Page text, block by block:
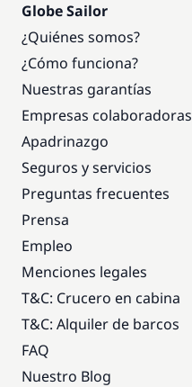
Globe Sailor
¿Quiénes somos?
¿Cómo funciona?
Nuestras garantías
Empresas colaboradoras
Apadrinazgo
Seguros y servicios
Preguntas frecuentes
Prensa
Empleo
Menciones legales
T&C: Crucero en cabina
T&C: Alquiler de barcos
FAQ
Nuestro Blog